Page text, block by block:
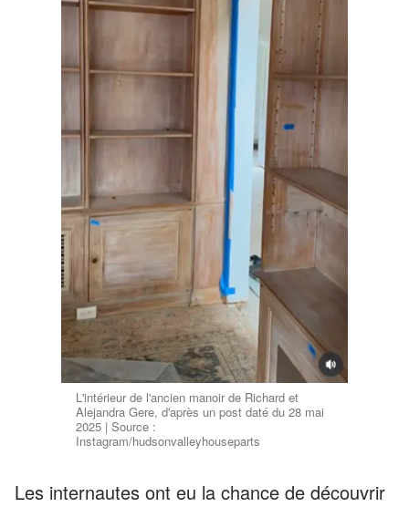
L'intérieur de l'ancien manoir de Richard et
Alejandra Gere, d'après un post daté du 28 mai
2025 | Source :
Instagram/hudsonvalleyhouseparts
Les internautes ont eu la chance de découvrir